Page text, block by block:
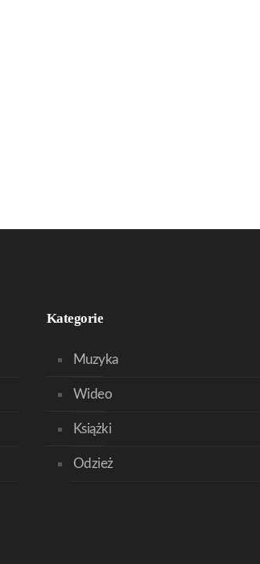
Kategorie
Muzyka
Wideo
Książki
Odzież